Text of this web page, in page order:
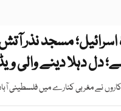
اسرائیل؛ مسجد نذر
دل دہلا دینے والی
نے مغربی کنارے میں فلسطینی